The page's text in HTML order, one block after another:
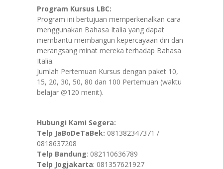
Program Kursus LBC:
Program ini bertujuan memperkenalkan cara
menggunakan Bahasa Italia yang dapat
membantu membangun kepercayaan diri dan
merangsang minat mereka terhadap Bahasa
Italia.
Jumlah Pertemuan Kursus dengan paket 10,
15, 20, 30, 50, 80 dan 100 Pertemuan (waktu
belajar @120 menit).
Hubungi Kami Segera:
Telp JaBoDeTaBek: 081382347371 /
0818637208
Telp Bandung: 082110636789
Telp Jogjakarta: 081357621927